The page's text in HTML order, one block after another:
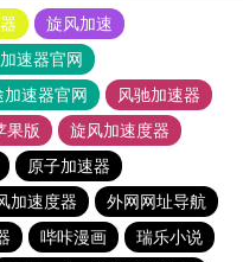
旋风加速
速器官网
加速器官网
风驰加速器
果版
旋风加速度器
原子加速器
加速度器
外网网址导航
哔咔漫画
瑞乐小说